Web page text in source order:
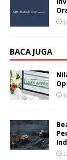
BACA JUGA